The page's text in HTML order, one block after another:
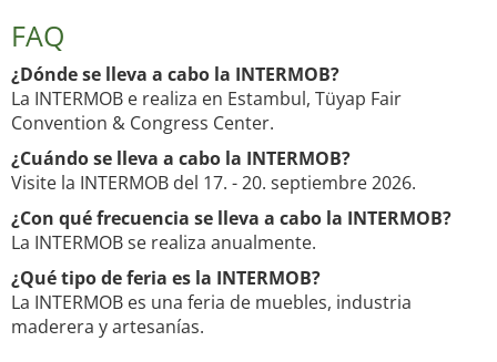
FAQ
¿Dónde se lleva a cabo la INTERMOB?
La INTERMOB e realiza en Estambul, Tüyap Fair
Convention & Congress Center.
¿Cuándo se lleva a cabo la INTERMOB?
Visite la INTERMOB del 17. - 20. septiembre 2026.
¿Con qué frecuencia se lleva a cabo la INTERMOB?
La INTERMOB se realiza anualmente.
¿Qué tipo de feria es la INTERMOB?
La INTERMOB es una feria de muebles, industria
maderera y artesanías.